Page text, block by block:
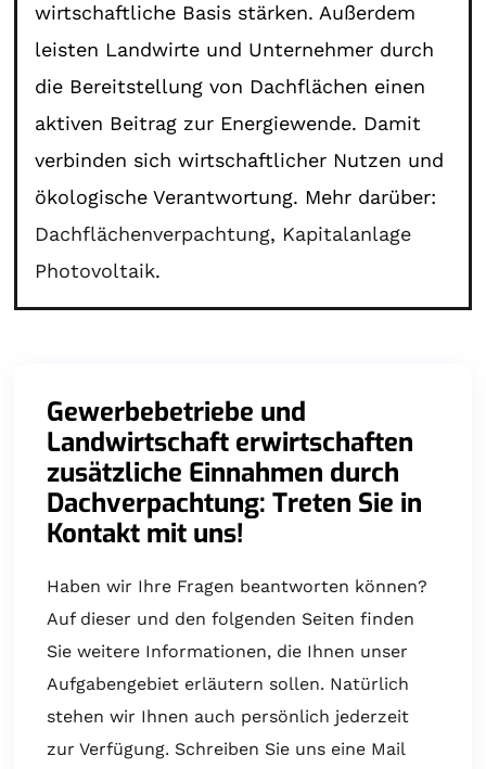
wirtschaftliche Basis stärken. Außerdem
leisten Landwirte und Unternehmer durch
die Bereitstellung von Dachflächen einen
aktiven Beitrag zur Energiewende. Damit
verbinden sich wirtschaftlicher Nutzen und
ökologische Verantwortung. Mehr darüber:
Dachflächenverpachtung, Kapitalanlage
Photovoltaik.
Gewerbebetriebe und
Landwirtschaft erwirtschaften
zusätzliche Einnahmen durch
Dachverpachtung: Treten Sie in
Kontakt mit uns!
Haben wir Ihre Fragen beantworten können?
Auf dieser und den folgenden Seiten finden
Sie weitere Informationen, die Ihnen unser
Aufgabengebiet erläutern sollen. Natürlich
stehen wir Ihnen auch persönlich jederzeit
zur Verfügung. Schreiben Sie uns eine Mail